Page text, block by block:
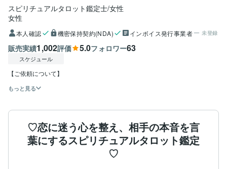
スピリチュアルタロット鑑定士/女性
女性
本人確認 機密保持契約(NDA) インボイス発行事業者 未登録
販売実績1,002評価 5.0フォロワー63
スケジュール
【ご依頼について】
もっと見る
♡恋に迷う心を整え、相手の本音を言
葉にするスピリチュアルタロット鑑定
♡